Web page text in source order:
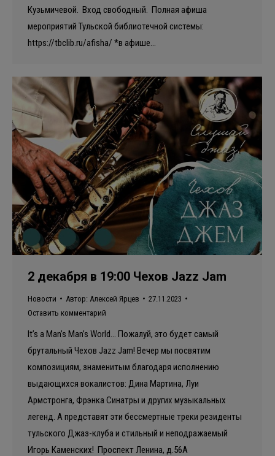
Кузьмичевой. Вход свободный. Полная афиша
мероприятий Тульской библиотечной системы:
https://tbclib.ru/afisha/ *в афише…
2 декабря в 19:00 Чехов Jazz Jam
Новости Автор: Алексей Ярцев
27.11.2023
Оставить комментарий
It’s a Man’s Man’s World… Пожалуй, это будет самый
брутальный Чехов Jazz Jam! Вечер мы посвятим
композициям, знаменитым благодаря исполнению
выдающихся вокалистов: Дина Мартина, Луи
Армстронга, Фрэнка Синатры и других музыкальных
легенд. А представят эти бессмертные треки резиденты
тульского Джаз-клуба и стильный и неподражаемый
Игорь Каменских! Проспект Ленина, д.56А